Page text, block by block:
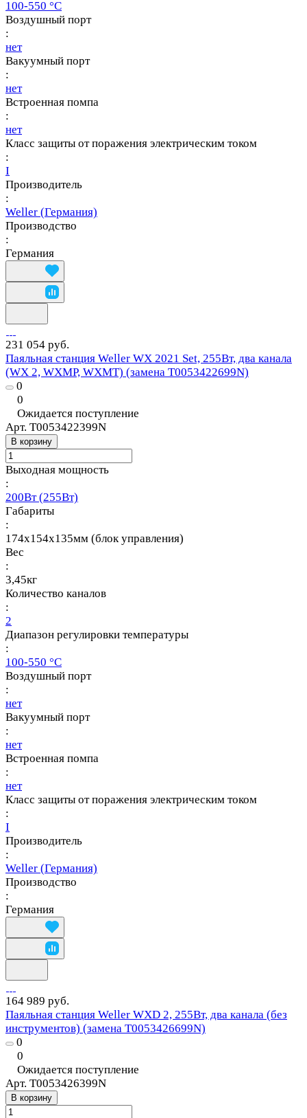
100-550 °C
Воздушный порт
:
нет
Вакуумный порт
:
нет
Встроенная помпа
:
нет
Класс защиты от поражения электрическим током
:
I
Производитель
:
Weller (Германия)
Производство
:
Германия
231 054 руб.
Паяльная станция Weller WX 2021 Set, 255Вт, два канала
(WX 2, WXMP, WXMT) (замена T0053422699N)
0
0
Ожидается поступление
Арт. T0053422399N
В корзину
Выходная мощность
:
200Вт (255Вт)
Габариты
:
174х154х135мм (блок управления)
Вес
:
3,45кг
Количество каналов
:
2
Диапазон регулировки температуры
:
100-550 °C
Воздушный порт
:
нет
Вакуумный порт
:
нет
Встроенная помпа
:
нет
Класс защиты от поражения электрическим током
:
I
Производитель
:
Weller (Германия)
Производство
:
Германия
164 989 руб.
Паяльная станция Weller WXD 2, 255Вт, два канала (без
инструментов) (замена T0053426699N)
0
0
Ожидается поступление
Арт. T0053426399N
В корзину